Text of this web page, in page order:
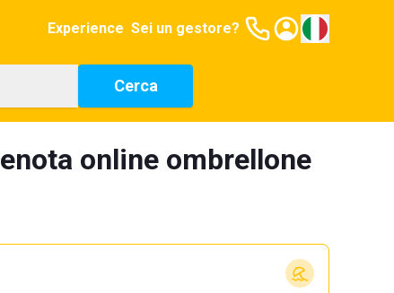
Experience Sei un gestore?
Cerca
online ombrellone